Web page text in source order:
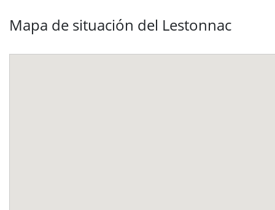
Mapa de situación del Lestonnac